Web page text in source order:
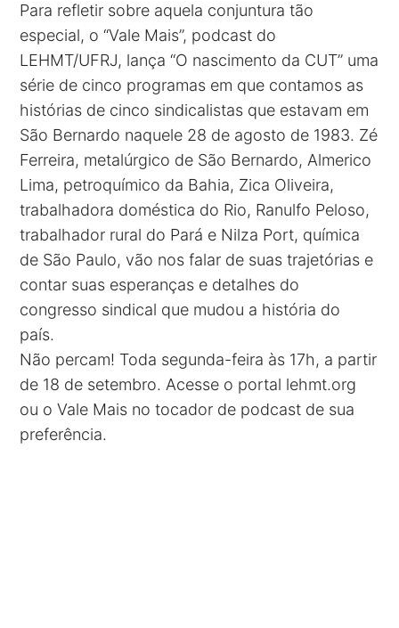
Para refletir sobre aquela conjuntura tão
especial, o “Vale Mais”, podcast do
LEHMT/UFRJ, lança “O nascimento da CUT” uma
série de cinco programas em que contamos as
histórias de cinco sindicalistas que estavam em
São Bernardo naquele 28 de agosto de 1983. Zé
Ferreira, metalúrgico de São Bernardo, Almerico
Lima, petroquímico da Bahia, Zica Oliveira,
trabalhadora doméstica do Rio, Ranulfo Peloso,
trabalhador rural do Pará e Nilza Port, química
de São Paulo, vão nos falar de suas trajetórias e
contar suas esperanças e detalhes do
congresso sindical que mudou a história do
país.
Não percam! Toda segunda-feira às 17h, a partir
de 18 de setembro. Acesse o portal lehmt.org
ou o Vale Mais no tocador de podcast de sua
preferência.